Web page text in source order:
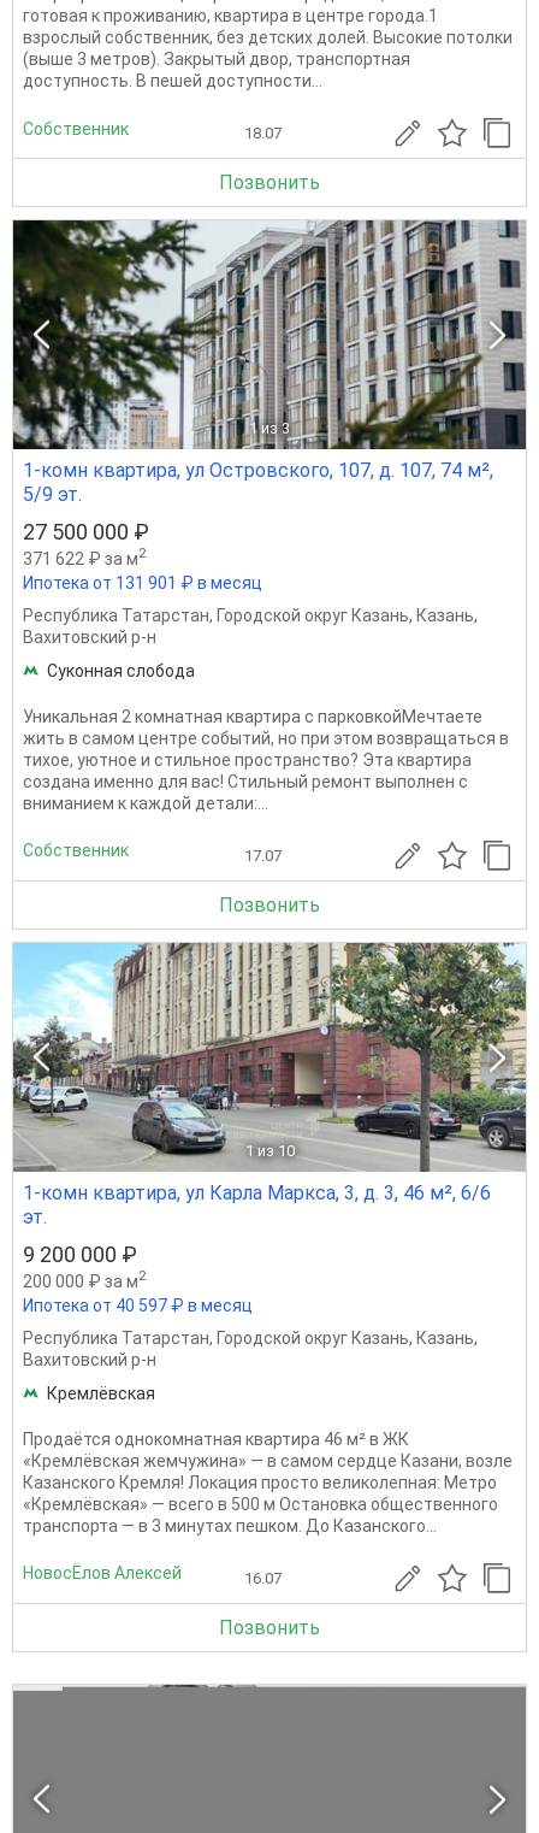
готовая к проживанию, квартира в центре города.1
взрослый собственник, без детских долей. Высокие потолки
(выше 3 метров). Закрытый двор, транспортная
доступность. В пешей доступности...
Собственник 18.07
Позвонить
1 из 3
1-комн квартира, ул Островского, 107, д. 107, 74 м²,
5/9 эт.
27 500 000 ₽
371 622 ₽ за м2
Ипотека от 131 901 ₽ в месяц
Республика Татарстан, Городской округ Казань, Казань,
Вахитовский р-н
Суконная слобода
Уникальная 2 комнатная квартира с парковкойМечтаете
жить в самом центре событий, но при этом возвращаться в
тихое, уютное и стильное пространство? Эта квартира
создана именно для вас! Стильный ремонт выполнен с
вниманием к каждой детали:...
Собственник 17.07
Позвонить
1 из 10
1-комн квартира, ул Карла Маркса, 3, д. 3, 46 м², 6/6
эт.
9 200 000 ₽
200 000 ₽ за м2
Ипотека от 40 597 ₽ в месяц
Республика Татарстан, Городской округ Казань, Казань,
Вахитовский р-н
Кремлёвская
Продаётся однокомнатная квартира 46 м² в ЖК
«Кремлёвская жемчужина» — в самом сердце Казани, возле
Казанского Кремля! Локация просто великолепная: Метро
«Кремлёвская» — всего в 500 м Остановка общественного
транспорта — в 3 минутах пешком. До Казанского...
НовосЁлов Алексей 16.07
Позвонить